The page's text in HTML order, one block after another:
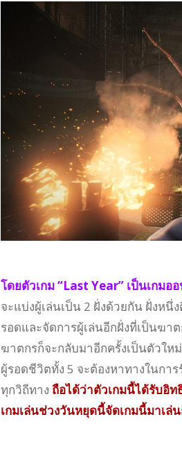
โดยตัวเกม “Last Year” เป็นเกม
จะแบ่งผู้เล่นเป็น 2 ฝั่งด้วยกัน ฝั่งห
รอดและจัดการผู้เล่นอีกฝั่งที่เป็นฆา
ฆาตกรก็จะกลับมาอีกครั้งเป็นตัวใ
ผู้รอดชีวิตทั้ง 5 จะต้องหาทางในกา
ทุกวิถีทาง ถือได้ว่าตัวเกมนี้ได้รับอิ
เกมเล่นช่วงวันหยุดนี้จัดเกมนี้มาเล่